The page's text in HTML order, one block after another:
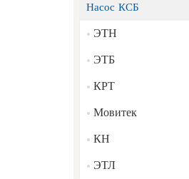
Насос КСБ
ЭТН
ЭТБ
КРТ
Мовитек
КН
ЭТЛ